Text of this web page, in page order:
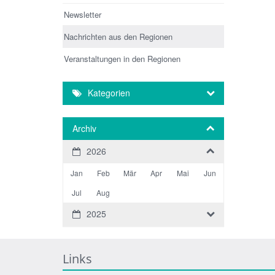
Newsletter
Nachrichten aus den Regionen
Veranstaltungen in den Regionen
Kategorien
Archiv
2026
Jan Feb Mär Apr Mai
Jun
Jul
Aug
2025
Links